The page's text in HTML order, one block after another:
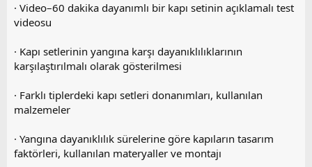
· Video–60 dakika dayanımlı bir kapı setinin açıklamalı test
videosu
· Kapı setlerinin yangına karşı dayanıklılıklarının
karşılaştırılmalı olarak gösterilmesi
· Farklı tiplerdeki kapı setleri donanımları, kullanılan
malzemeler
· Yangına dayanıklılık sürelerine göre kapıların tasarım
faktörleri, kullanılan materyaller ve montajı